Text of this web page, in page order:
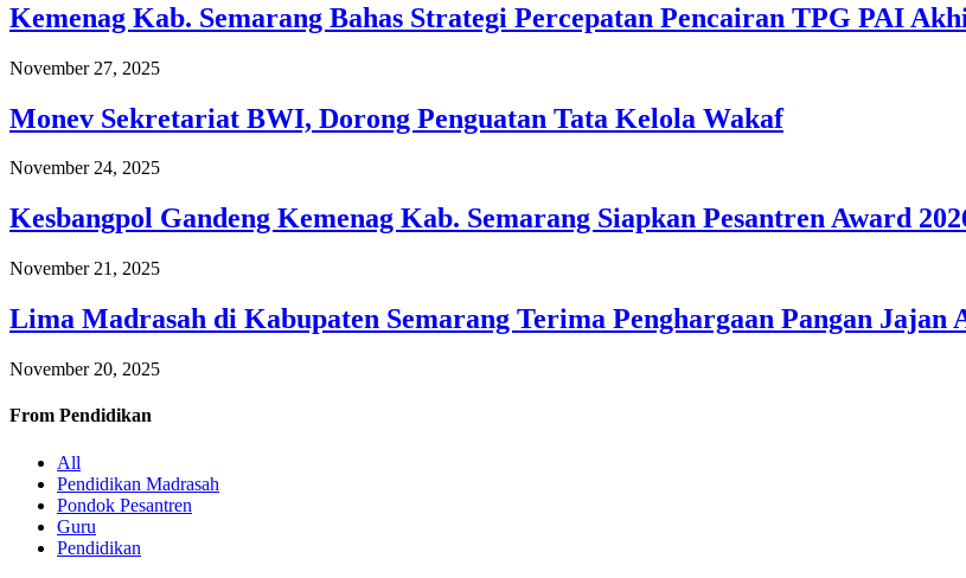
Kemenag Kab. Semarang Bahas Strategi Percepatan Pencairan TPG PAI
November 27, 2025
Monev Sekretariat BWI, Dorong Penguatan Tata Kelola Wakaf
November 24, 2025
Kesbangpol Gandeng Kemenag Kab. Semarang Siapkan Pesantren Award
November 21, 2025
Lima Madrasah di Kabupaten Semarang Terima Penghargaan Pangan Jajan
November 20, 2025
From Pendidikan
All
Pendidikan Madrasah
Pondok Pesantren
Guru
Pendidikan